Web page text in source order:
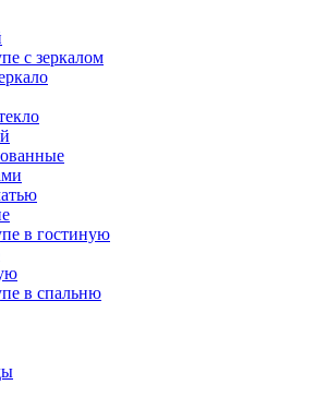
с зеркалом
в гостиную
в спальню